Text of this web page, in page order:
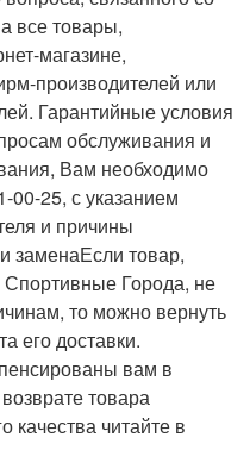
все товары,
магазине,
производителей или
Гарантийные условия
обслуживания и
Вам необходимо
00-25, с указанием
и причины
заменаЕсли товар,
Спортивные Города, не
то можно вернуть
его доставки.
вам в
товара
читайте в